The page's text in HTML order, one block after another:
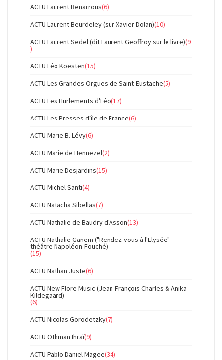
ACTU Laurent Benarrous(6)
ACTU Laurent Beurdeley (sur Xavier Dolan)(10)
ACTU Laurent Sedel (dit Laurent Geoffroy sur le livre)(9
)
ACTU Léo Koesten(15)
ACTU Les Grandes Orgues de Saint-Eustache(5)
ACTU Les Hurlements d'Léo(17)
ACTU Les Presses d'île de France(6)
ACTU Marie B. Lévy(6)
ACTU Marie de Hennezel(2)
ACTU Marie Desjardins(15)
ACTU Michel Santi(4)
ACTU Natacha Sibellas(7)
ACTU Nathalie de Baudry d'Asson(13)
ACTU Nathalie Ganem ("Rendez-vous à l'Elysée"
théâtre Napoléon-Fouché)
(15)
ACTU Nathan Juste(6)
ACTU New Flore Music (Jean-François Charles & Anika
Kildegaard)
(6)
ACTU Nicolas Gorodetzky(7)
ACTU Othman Ihraï(9)
ACTU Pablo Daniel Magee(34)